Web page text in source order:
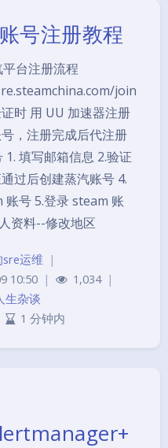
号注册教程
台注册流程
join
时 用 UU 加速器注册
，注册完成后代注册
填写邮箱信息 2.验证
过后创建蒸汽账号 4.
账号 5.登录 steam 账
资料--修改地区
运维
|
10:50 | 1,034 |
生杂谈
1 分钟内